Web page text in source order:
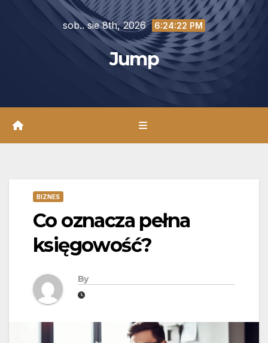
sob.. sie 8th, 2026 6:24:23 PM
Jump
BIZNES
Co oznacza pełna
księgowość?
By